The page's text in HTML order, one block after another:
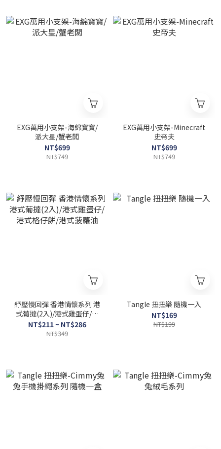
EXG萬用小支架-海綿寶寶/
派大星/蟹老闆
NT$699
NT$749
EXG萬用小支架-Minecraft
史帝夫
NT$699
NT$749
紓壓慢回彈 香港情懷系列 港
式葡撻(2入)/港式雞蛋仔/港
式格仔餅/港式菠蘿油
NT$211 ~ NT$286
NT$349
Tangle 扭扭樂 隨機一入
NT$169
NT$199